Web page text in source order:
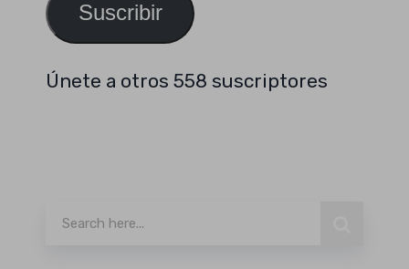
Suscribir
Únete a otros 558 suscriptores